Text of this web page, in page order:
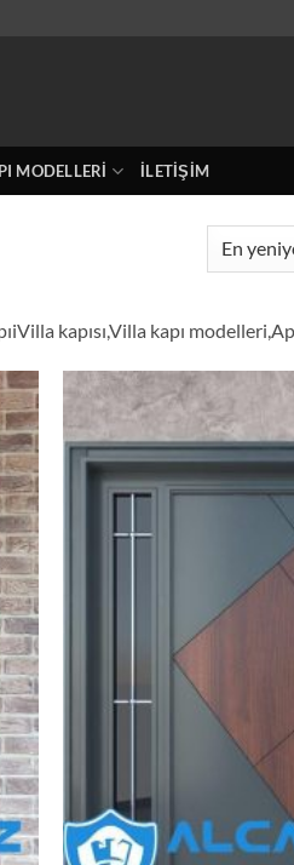
MODELLERI İLETIŞIM
kapısı,Villa kapı